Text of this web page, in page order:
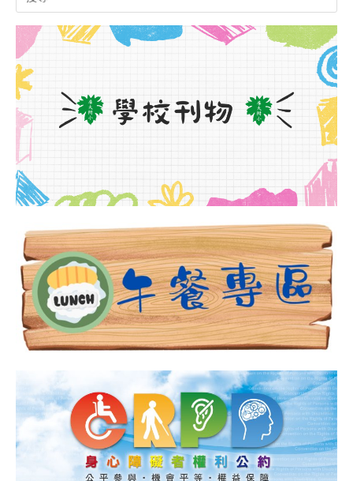
for: